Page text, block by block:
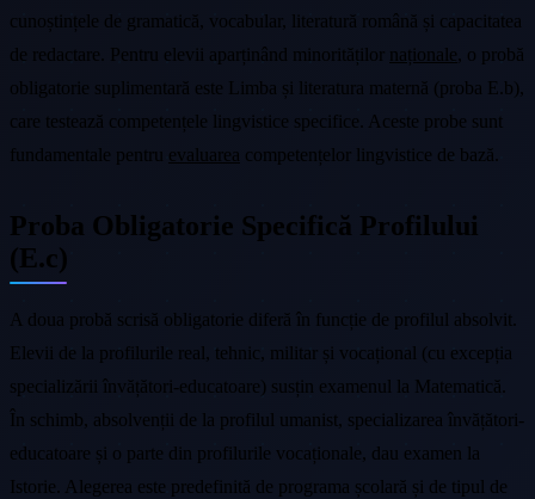
cunoștințele de gramatică, vocabular, literatură română și capacitatea
de redactare. Pentru elevii aparținând minorităților naționale, o probă
obligatorie suplimentară este Limba și literatura maternă (proba E.b),
care testează competențele lingvistice specifice. Aceste probe sunt
fundamentale pentru evaluarea competențelor lingvistice de bază.
Proba Obligatorie Specifică Profilului
(E.c)
A doua probă scrisă obligatorie diferă în funcție de profilul absolvit.
Elevii de la profilurile real, tehnic, militar și vocațional (cu excepția
specializării învățători-educatoare) susțin examenul la Matematică.
În schimb, absolvenții de la profilul umanist, specializarea învățători-
educatoare și o parte din profilurile vocaționale, dau examen la
Istorie. Alegerea este predefinită de programa școlară și de tipul de